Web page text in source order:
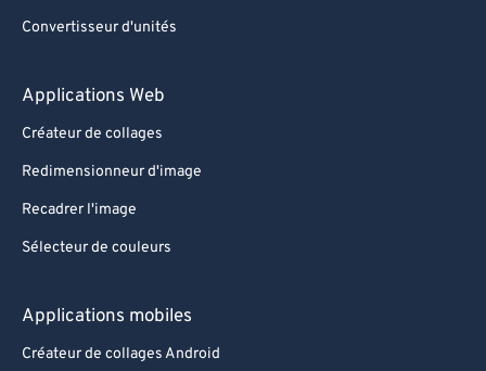
Convertisseur d'unités
Applications Web
Créateur de collages
Redimensionneur d'image
Recadrer l'image
Sélecteur de couleurs
Applications mobiles
Créateur de collages Android